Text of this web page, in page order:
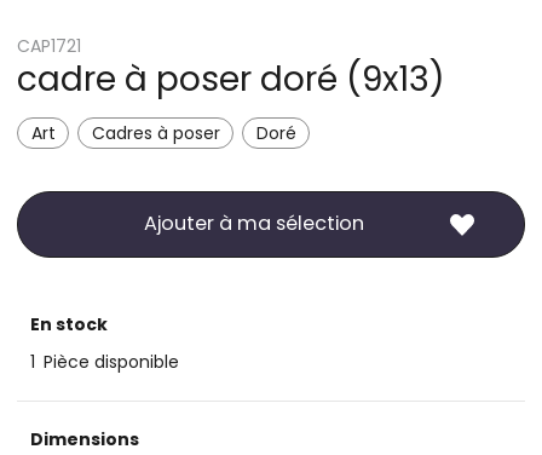
CAP1721
cadre à poser doré (9x13)
Art Cadres à poser Doré
Ajouter à ma sélection
En stock
1 Pièce disponible
Dimensions